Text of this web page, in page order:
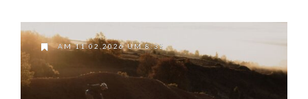
AM 11.02.2026 UM 8:32